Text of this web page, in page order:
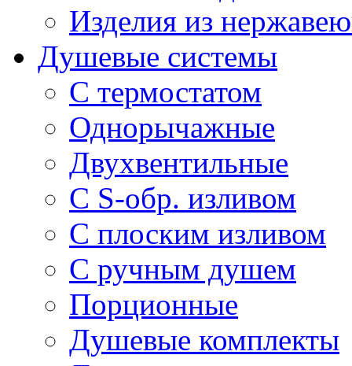
Изделия из
Душевые системы
С термостатом
Однорычажные
Двухвентильные
С S-обр. изливом
С плоским изливом
С ручным душем
Порционные
Душевые комплекты